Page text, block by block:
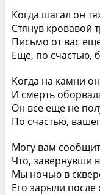
Когда шагал он
Стянув кровавой
Письмо от вас
Еще, по счастью,
Когда на камни
И смерть
Он все еще не
По счастью,
Могу вам
Что, завернувши
Мы ночью в
Его зарыли после